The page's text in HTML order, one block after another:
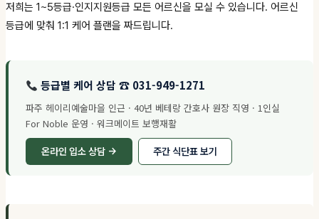
저희는 1~5등급·인지지원등급 모든 어르신을 모실 수 있습니다. 어르신
등급에 맞춰 1:1 케어 플랜을 짜드립니다.
등급별 케어 상담 ☎ 031-949-1271
파주 헤이리예술마을 인근 · 40년 베테랑 간호사 원장 직영 · 1인실
For Noble 운영 · 워크메이트 보행재활
온라인 입소 상담 → 주간 식단표 보기